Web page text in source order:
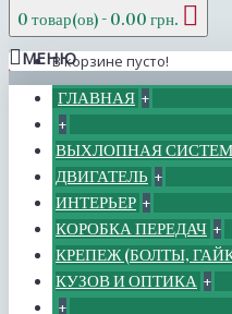
0 товар(ов) - 0.00 грн.
В корзине пусто!
МЕНЮ
ГЛАВНАЯ +
+
ВЫХЛОПНАЯ
ДВИГАТЕЛЬ +
ИНТЕРЬЕР +
КОРОБКА ПЕРЕДАЧ +
КРЕПЕЖ (БОЛТЫ,
КУЗОВ И ОПТИКА +
+